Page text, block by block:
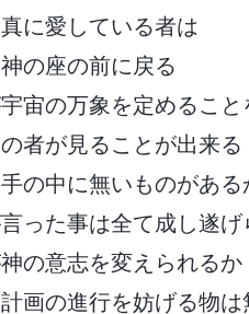
に愛している者は
の座の前に戻る
宙の万象を定めること
者が見ることが出来る
の中に無いものがある
った事は全て成し遂げ
の意志を変えられるか
画の進行を妨げる物は